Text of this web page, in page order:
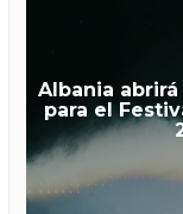
Albania
para el